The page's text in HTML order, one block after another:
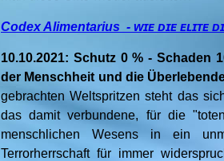
Codex Alimentarius - ᴡɪᴇ ᴅɪᴇ ᴇʟɪᴛᴇ
10.10.2021: Schutz 0 % - Schaden
der Menschheit und die
gebrachten Weltspritzen steht das
das damit verbundene, für die
menschlichen Wesens in ein
Terrorherrschaft für immer